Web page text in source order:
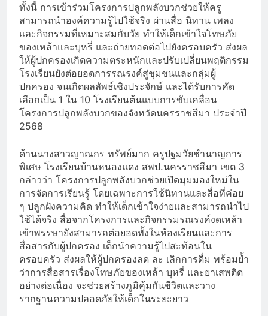
ทั้งนี้ การเข้าร่วมโครงการปลูกพลังบวกช่วยให้ครู
สามารถนำองค์ความรู้ไปใช้จริง ผ่านสื่อ นิทาน เพลง
และกิจกรรมที่เหมาะสมกับวัย ทำให้เด็กเข้าใจโทษภัย
ของเหล้าและบุหรี่ และถ่ายทอดต่อไปยังครอบครัว ส่งผล
ให้ผู้ปกครองเกิดความตระหนักและปรับเปลี่ยนพฤติกรรม
โรงเรียนยังต่อยอดการรณรงค์สู่ชุมชนและกลุ่มผู้
ปกครอง จนเกิดผลลัพธ์เชิงประจักษ์ และได้รับการคัด
เลือกเป็น 1 ใน 10 โรงเรียนต้นแบบการขับเคลื่อน
โครงการปลูกพลังบวกของจังหวัดนครราชสีมา ประจำปี
2568
ด้านนางสาวญาณกร ทรัพย์มาก ครูปฐมวัยชำนาญการ
พิเศษ โรงเรียนบ้านหนองแดง สพป.นครราชสีมา เขต 3
กล่าวว่า โครงการปลูกพลังบวกช่วยเปิดมุมมองใหม่ใน
การจัดการเรียนรู้ โดยเฉพาะการใช้นิทานและสื่อที่ค่อย
ๆ ปลูกฝังความคิด ทำให้เด็กเข้าใจง่ายและสามารถนำไป
ใช้ได้จริง สื่อจากโครงการและกิจกรรมรณรงค์งดเหล้า
เข้าพรรษายังสามารถต่อยอดทั้งในห้องเรียนและการ
สื่อสารกับผู้ปกครอง เด็กนำความรู้ไปสะท้อนใน
ครอบครัว ส่งผลให้ผู้ปกครองลด ละ เลิกการดื่ม พร้อมย้ำ
ว่าการสื่อสารเรื่องโทษภัยของเหล้า บุหรี่ และยาเสพติด
อย่างต่อเนื่อง จะช่วยสร้างภูมิคุ้มกันชีวิตและวาง
รากฐานความปลอดภัยให้เด็กในระยะยาว